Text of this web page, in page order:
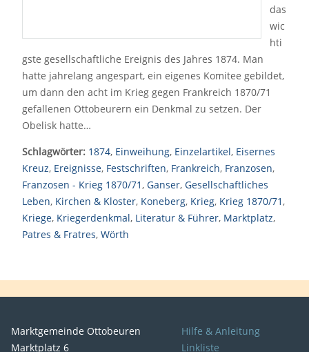
das
wic
hti
gste gesellschaftliche Ereignis des Jahres 1874. Man
hatte jahrelang angespart, ein eigenes Komitee gebildet,
um dann den acht im Krieg gegen Frankreich 1870/71
gefallenen Ottobeurern ein Denkmal zu setzen. Der
Obelisk hatte…
Schlagwörter: 1874, Einweihung, Einzelartikel, Eisernes
Kreuz, Ereignisse, Festschriften, Frankreich, Franzosen,
Franzosen - Krieg 1870/71, Ganser, Gesellschaftliches
Leben, Kirchen & Kloster, Koneberg, Krieg, Krieg 1870/71,
Kriege, Kriegerdenkmal, Literatur & Führer, Marktplatz,
Patres & Fratres, Wörth
Marktgemeinde Ottobeuren
Marktplatz 6
Hilfe & Anleitung
Linkliste